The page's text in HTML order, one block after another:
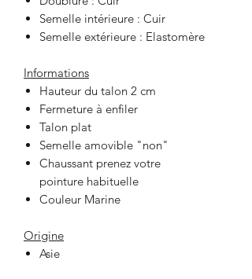
Semelle intérieure : Cuir
Semelle extérieure : Elastomère
Informations
Hauteur du talon 2 cm
Fermeture à enfiler
Talon plat
Semelle amovible "non"
Chaussant prenez votre
pointure habituelle
Couleur Marine
Origine
Asie